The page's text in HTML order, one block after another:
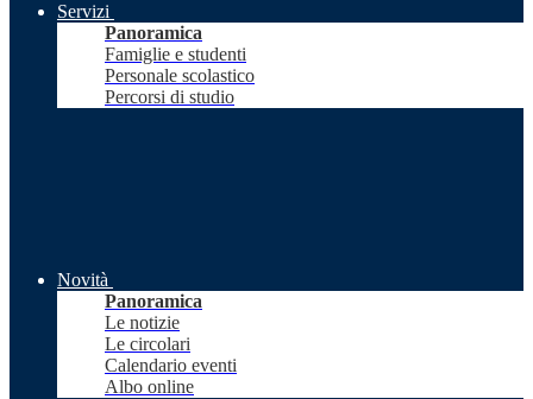
Servizi
Panoramica
Famiglie e studenti
Personale scolastico
Percorsi di studio
Novità
Panoramica
Le notizie
Le circolari
Calendario eventi
Albo online